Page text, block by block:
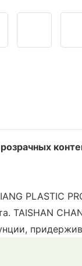
PLASTIC
TAISHAN